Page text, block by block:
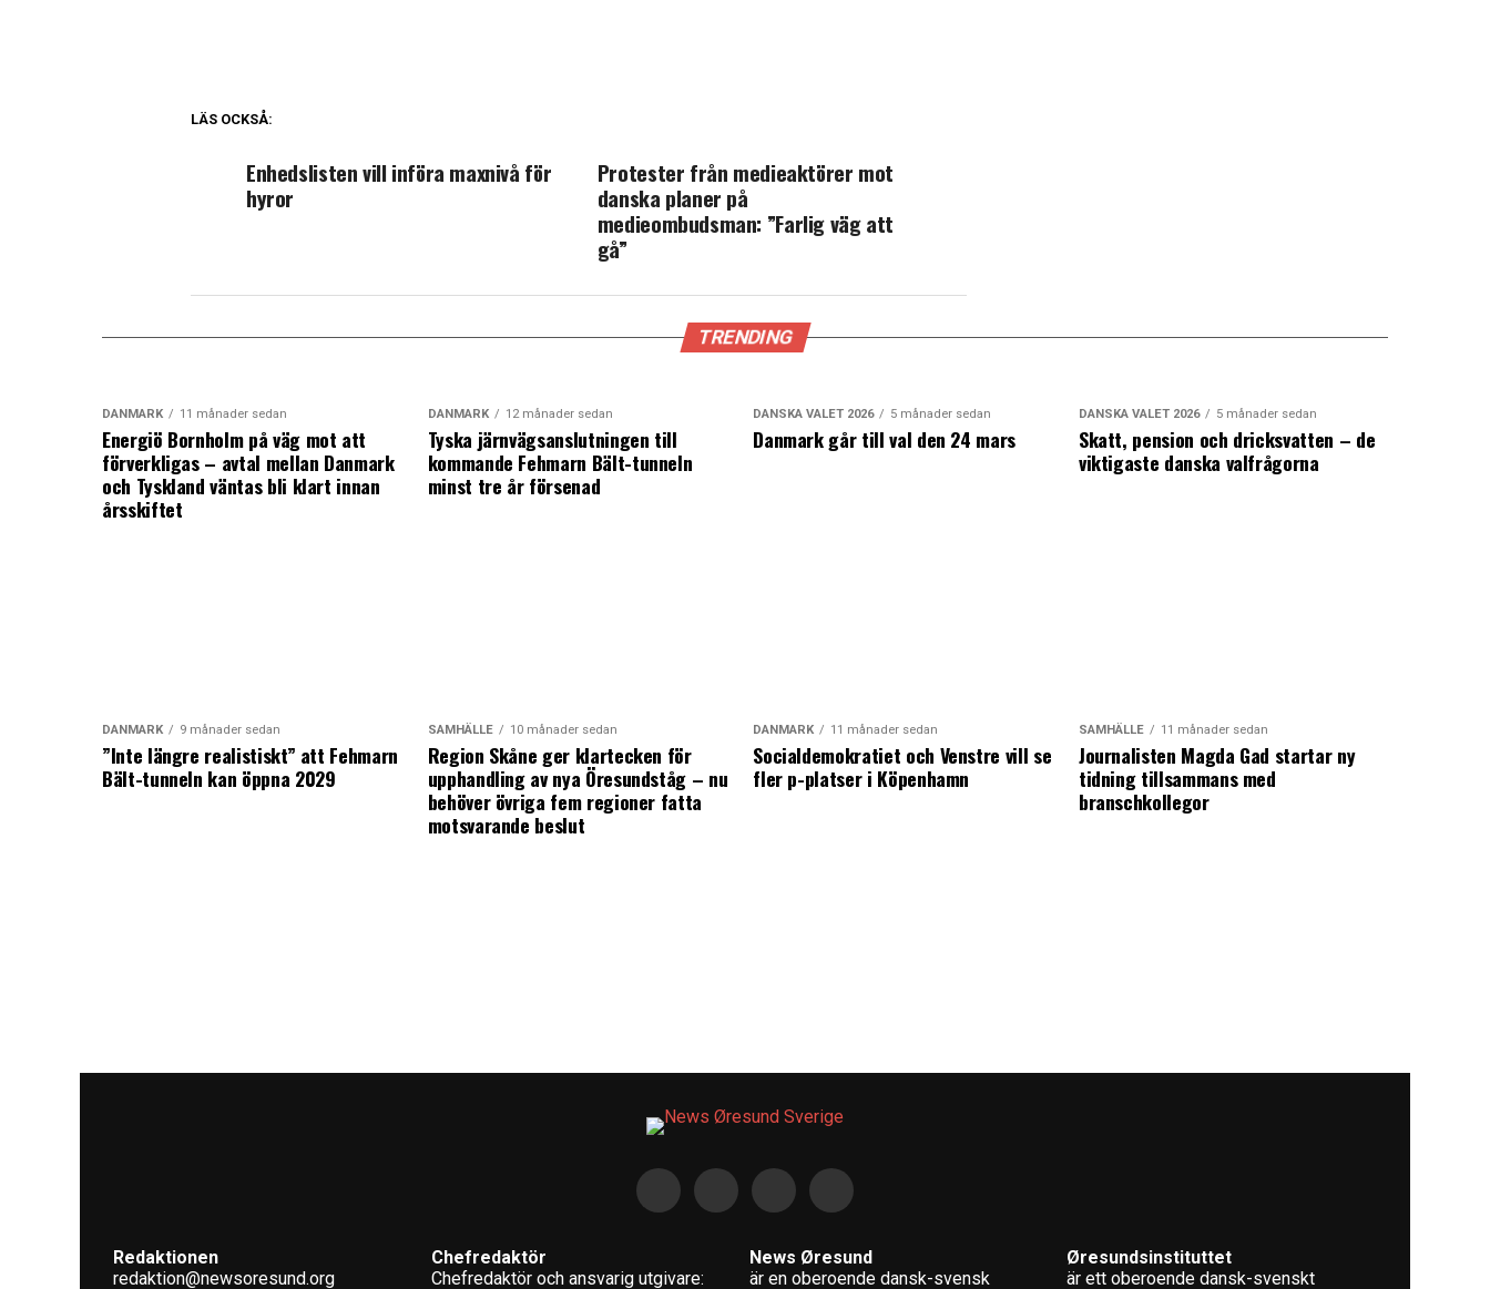
LÄS OCKSÅ:
Protester från medieaktörer mot
danska planer på
medieombudsman: ”Farlig väg att
gå”
Enhedslisten vill införa maxnivå för
hyror
TRENDING
DANMARK 11 månader sedan
Energiö Bornholm på väg mot att
förverkligas – avtal mellan Danmark
och Tyskland väntas bli klart innan
årsskiftet
DANMARK 12 månader sedan
Tyska järnvägsanslutningen till
kommande Fehmarn Bält-tunneln
minst tre år försenad
DANSKA VALET 2026 5 månader sedan
Danmark går till val den 24 mars
DANSKA VALET 2026 5 månader sedan
Skatt, pension och dricksvatten – de
viktigaste danska valfrågorna
DANMARK 9 månader sedan
”Inte längre realistiskt” att Fehmarn
Bält-tunneln kan öppna 2029
SAMHÄLLE 10 månader sedan
Region Skåne ger klartecken för
upphandling av nya Öresundståg – nu
behöver övriga fem regioner fatta
motsvarande beslut
DANMARK 11 månader sedan
Socialdemokratiet och Venstre vill se
fler p-platser i Köpenhamn
SAMHÄLLE 11 månader sedan
Journalisten Magda Gad startar ny
tidning tillsammans med
branschkollegor
Redaktionen
redaktion@newsoresund.org
Chefredaktör
Chefredaktör och ansvarig utgivare:
News Øresund
är en oberoende dansk-svensk
Øresundsinstituttet
är ett oberoende dansk-svenskt